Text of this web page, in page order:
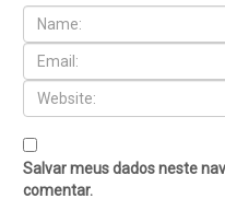
Salvar meus dados neste
comentar.